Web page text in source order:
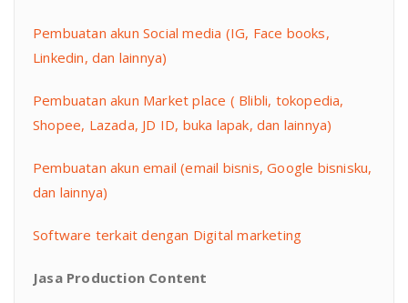
Pembuatan akun Social media (IG, Face books,
Linkedin, dan lainnya)
Pembuatan akun Market place ( Blibli, tokopedia,
Shopee, Lazada, JD ID, buka lapak, dan lainnya)
Pembuatan akun email (email bisnis, Google bisnisku,
dan lainnya)
Software terkait dengan Digital marketing
Jasa Production Content